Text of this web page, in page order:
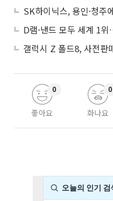
좋아요
0
화나요
0